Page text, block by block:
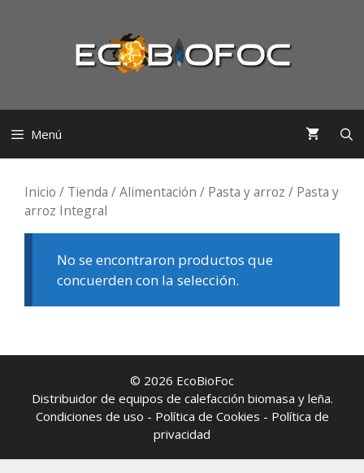
Menú
Inicio / Tienda /Alimentación / Pasta y arroz / Pasta y
arroz Integral
No se encontraron productos que
concuerden con la selección.
© 2026 EcoBioFoc
Distribuidor de equipos de calefacción biomasa y leña.
Condiciones de uso - Política de Cookies - Política de
privacidad